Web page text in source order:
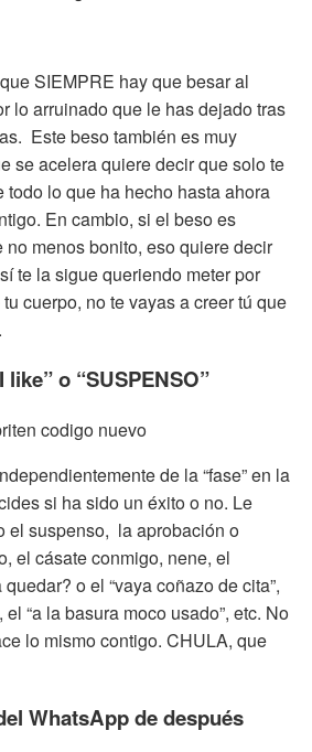
SIEMPRE hay que besar al
lo arruinado que le has dejado tras
Este beso también es muy
se acelera quiere decir que solo te
todo lo que ha hecho hasta ahora
En cambio, si el beso es
menos bonito, eso quiere decir
te la sigue queriendo meter por
cuerpo, no te vayas a creer tú que
o “SUSPENSO”
de la “fase” en la
si ha sido un éxito o no. Le
el suspenso, la aprobación o
el cásate conmigo, nene, el
o el “vaya coñazo de cita”,
el “a la basura moco usado”, etc. No
lo mismo contigo. CHULA, que
WhatsApp de después